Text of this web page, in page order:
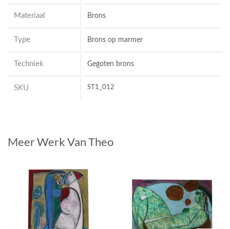
Materiaal Brons
Type Brons op marmer
Techniek Gegoten brons
SKU ST1_012
Meer Werk Van Theo